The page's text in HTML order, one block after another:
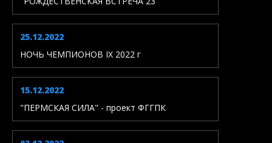
25.12.2022
НОЧЬ ЧЕМПИОНОВ IX 2022 г
15.12.2022
"ПЕРМСКАЯ СИЛА" - проект ФГГПК